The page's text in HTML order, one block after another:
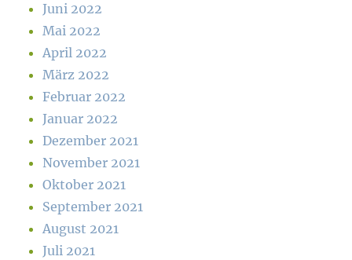
Juni 2022
Mai 2022
April 2022
März 2022
Februar 2022
Januar 2022
Dezember 2021
November 2021
Oktober 2021
September 2021
August 2021
Juli 2021